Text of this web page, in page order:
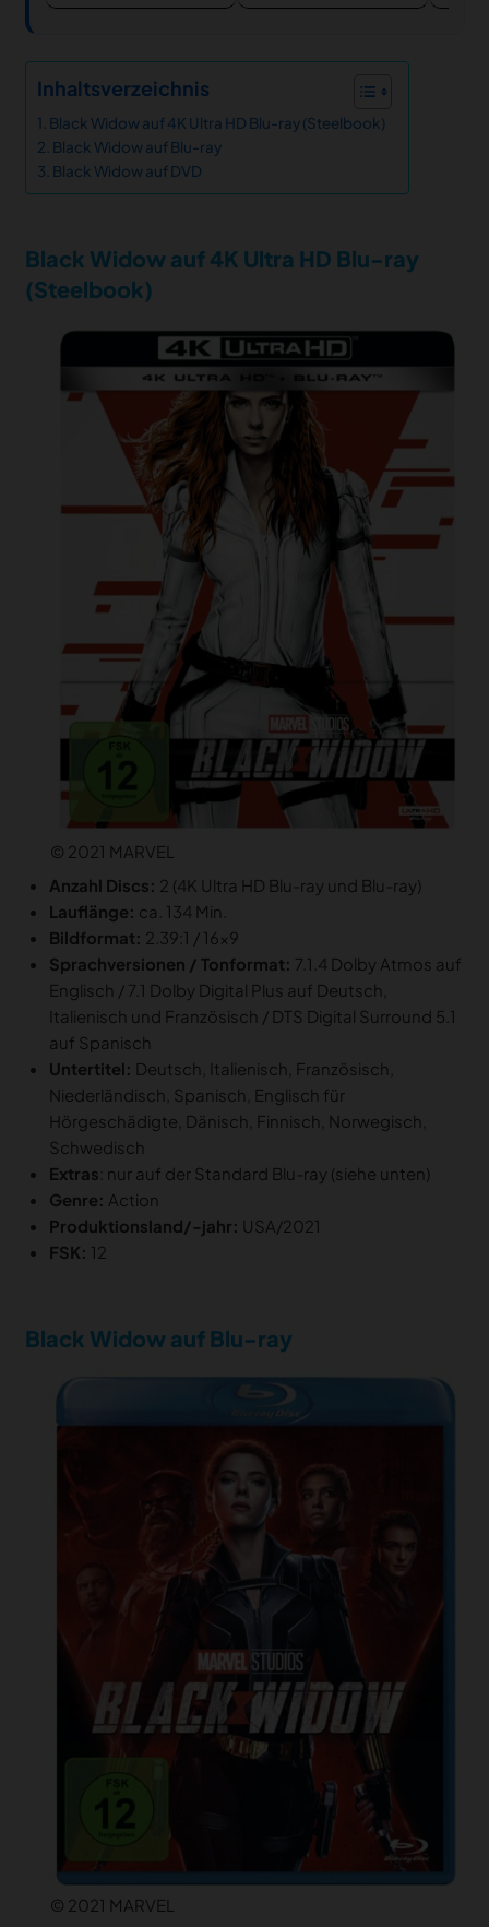
Inhaltsverzeichnis
Black Widow auf 4K Ultra HD Blu-ray (Steelbook)
Black Widow auf Blu-ray
Black Widow auf DVD
Black Widow auf 4K Ultra HD Blu-ray
(Steelbook)
© 2021 MARVEL
Anzahl Discs: 2 (4K Ultra HD Blu-ray und Blu-ray)
Lauflänge: ca. 134 Min.
Bildformat: 2.39:1 / 16×9
Sprachversionen / Tonformat: 7.1.4 Dolby Atmos auf
Englisch / 7.1 Dolby Digital Plus auf Deutsch,
Italienisch und Französisch / DTS Digital Surround 5.1
auf Spanisch
Untertitel: Deutsch, Italienisch, Französisch,
Niederländisch, Spanisch, Englisch für
Hörgeschädigte, Dänisch, Finnisch, Norwegisch,
Schwedisch
Extras : nur auf der Standard Blu-ray (siehe unten)
Genre: Action
Produktionsland/-jahr: USA/2021
FSK: 12
Black Widow auf Blu-ray
© 2021 MARVEL